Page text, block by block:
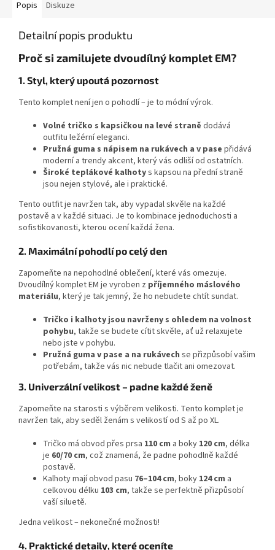
Popis Diskuze
Detailní popis produktu
Proč si zamilujete dvoudílný komplet EM?
1. Styl, který upoutá pozornost
Tento komplet není jen o pohodlí – je to módní výrok.
Volné tričko s kapsičkou na levé straně dodává
outfitu ležérní eleganci.
Pružná guma s nápisem na rukávech a v pase přidává
moderní a trendy akcent, který vás odliší od ostatních.
Široké teplákové kalhotys kapsou na přední straně
jsou nejen stylové, ale i praktické.
Tento outfit je navržen tak, aby vypadal skvěle na každé
postavě a v každé situaci. Je to kombinace jednoduchosti a
sofistikovanosti, kterou ocení každá žena.
2. Maximální pohodlí po celý den
Zapomeňte na nepohodlné oblečení, které vás omezuje.
Dvoudílný komplet EM je vyroben z příjemného máslového
materiálu, který je tak jemný, že ho nebudete chtít sundat.
Tričko i kalhoty jsou navrženy s ohledem na volnost
pohybu, takže se budete cítit skvěle, ať už relaxujete
nebo jste v pohybu.
Pružná guma v pase a na rukávech se přizpůsobí vašim
potřebám, takže vás nic nebude tlačit ani omezovat.
3. Univerzální velikost – padne každé ženě
Zapomeňte na starosti s výběrem velikosti. Tento komplet je
navržen tak, aby seděl ženám s velikostí od S až po XL.
Tričko má obvod přes prsa 110 cm a boky 120 cm, délka
je 60/70 cm, což znamená, že padne pohodlně každé
postavě.
Kalhoty mají obvod pasu 76–104 cm, boky 124 cm a
celkovou délku 103 cm, takže se perfektně přizpůsobí
vaší siluetě.
Jedna velikost – nekonečné možnosti!
4. Praktické detaily, které oceníte